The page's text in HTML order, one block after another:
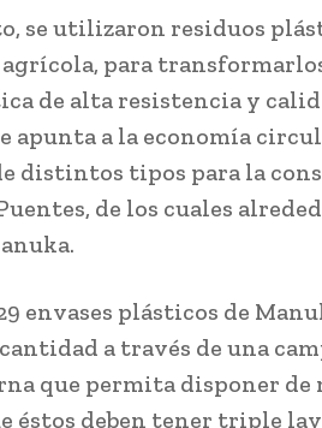
se utilizaron residuos
para
de alta resistencia y
apunta a la economía
distintos tipos para la
de los cuales
envases plásticos de
a través de una
que permita disponer de
éstos deben tener triple